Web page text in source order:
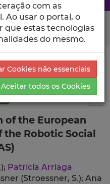
Descrição Detalhada da
of the European
the Robotic Social
Patrícia Arriaga
(Stroessner, S.); Ana
com as
Ao usar o portal, o
que estas tecnologias
do mesmo.
Cookies não essenciais
Aceitar todos os Cookies